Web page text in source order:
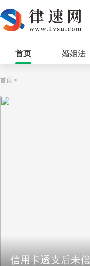
首页 婚姻法
首页 >
信用卡透支后未